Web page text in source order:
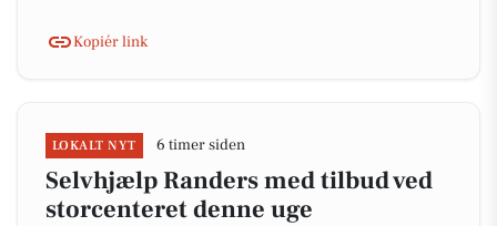
Kopiér link
LOKALT NYT 6 timer siden
Selvhjælp Randers med tilbud ved
storcenteret denne uge